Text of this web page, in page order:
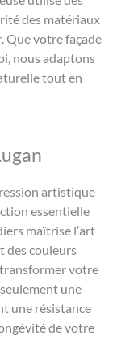
des matériaux
Que votre façade
nous adaptons
tout en
artistique
essentielle
maîtrise l’art
des couleurs
votre
une
une résistance
de votre